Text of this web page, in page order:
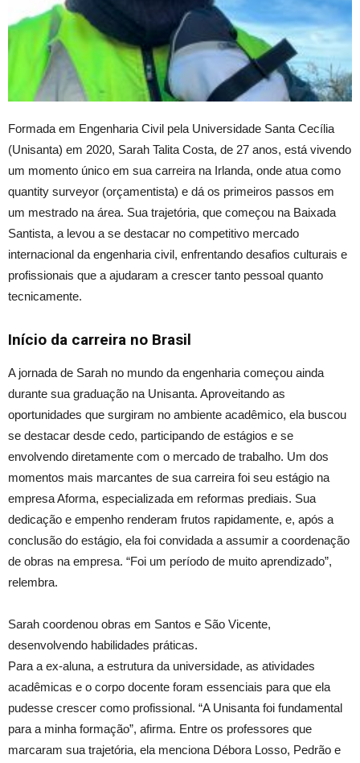
Formada em Engenharia Civil pela Universidade Santa Cecília
(Unisanta) em 2020, Sarah Talita Costa, de 27 anos, está vivendo
um momento único em sua carreira na Irlanda, onde atua como
quantity surveyor (orçamentista) e dá os primeiros passos em
um mestrado na área. Sua trajetória, que começou na Baixada
Santista, a levou a se destacar no competitivo mercado
internacional da engenharia civil, enfrentando desafios culturais e
profissionais que a ajudaram a crescer tanto pessoal quanto
tecnicamente.
Início da carreira no Brasil
A jornada de Sarah no mundo da engenharia começou ainda
durante sua graduação na Unisanta. Aproveitando as
oportunidades que surgiram no ambiente acadêmico, ela buscou
se destacar desde cedo, participando de estágios e se
envolvendo diretamente com o mercado de trabalho. Um dos
momentos mais marcantes de sua carreira foi seu estágio na
empresa Aforma, especializada em reformas prediais. Sua
dedicação e empenho renderam frutos rapidamente, e, após a
conclusão do estágio, ela foi convidada a assumir a coordenação
de obras na empresa. “Foi um período de muito aprendizado”,
relembra.
Sarah coordenou obras em Santos e São Vicente,
desenvolvendo habilidades práticas.
Para a ex-aluna, a estrutura da universidade, as atividades
acadêmicas e o corpo docente foram essenciais para que ela
pudesse crescer como profissional. “A Unisanta foi fundamental
para a minha formação”, afirma. Entre os professores que
marcaram sua trajetória, ela menciona Débora Losso, Pedrão e